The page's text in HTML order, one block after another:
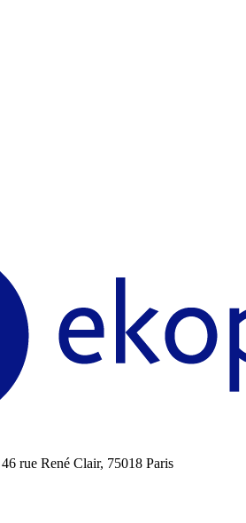
rue René Clair, 75018 Paris